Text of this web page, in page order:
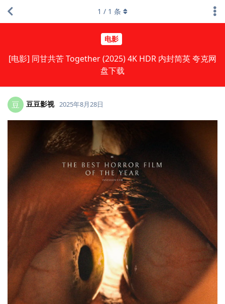
电影
[电影] 同甘共苦 Together (2025) 4K HDR 内封简英 夸克网
盘下载
1 / 1 条
豆 豆豆影视 2025年8月28日